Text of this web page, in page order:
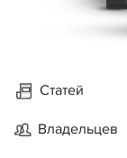
Статей
Владельцев